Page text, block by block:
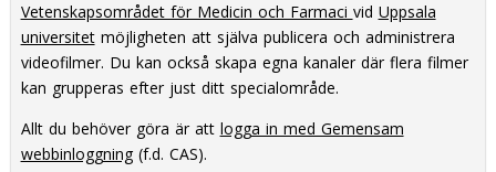
Vetenskapsområdet för Medicin och Farmaci vid Uppsala
universitetmöjligheten att själva publicera och administrera
videofilmer. Du kan också skapa egna kanaler där flera filmer
kan grupperas efter just ditt specialområde.
Allt du behöver göra är att logga in med Gemensam
webbinloggning(f.d. CAS).